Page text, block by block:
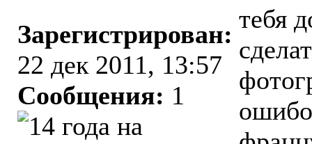
Зарегистрирован:
22 дек 2011, 13:57
Сообщения: 1
тебя